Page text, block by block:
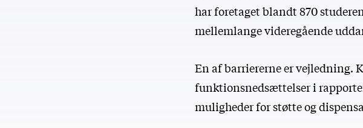
har foretaget blandt 870
mellemlange videregående
En af barriererne er vejledning.
funktionsnedsættelser i
muligheder for støtte og